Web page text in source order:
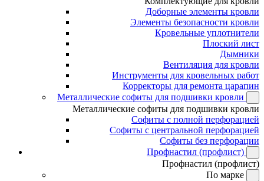
Доборные элементы кровли
Элементы безопасности кровли
Кровельные уплотнители
Плоский лист
Дымники
Вентиляция для кровли
Инструменты для кровельных работ
Корректоры для ремонта царапин
Металлические софиты для подшивки кровли
Металлические софиты для подшивки кровли
Софиты с полной перфорацией
Софиты с центральной перфорацией
Софиты без перфорации
Профнастил (профлист)
Профнастил (профлист)
По марке